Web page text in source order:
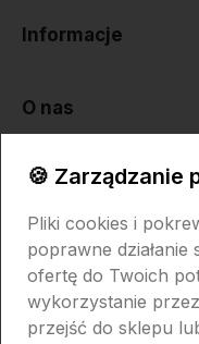
Informacje
O nas
Sklep internetowy
🍪 Zarządzanie
Pliki cookies i
poprawne
ofertę do Twoich
wykorzystanie
przejść do sklepu